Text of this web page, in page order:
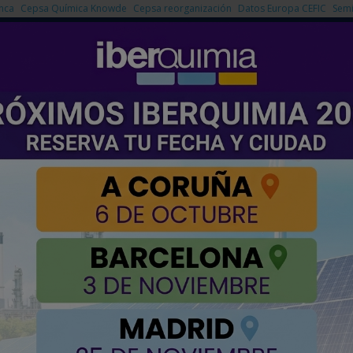
Cepsa Química Knowde Cepsa reorganización Datos Europa CEFIC
NOTICIAS PRODUCTOS
EMPRESAS PREMIUM
natural de yacimientos de Trinidad y Tobago y Venezuela